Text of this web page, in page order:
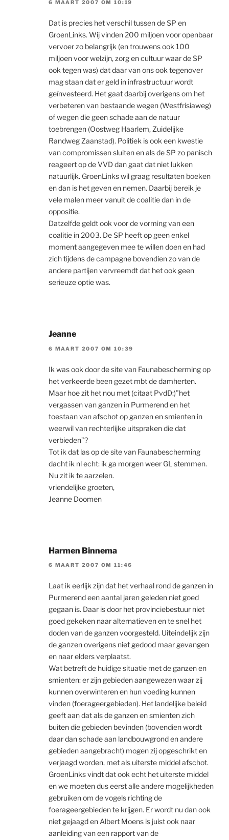
6 MAART 2007 OM 10:19
Dat is precies het verschil tussen de SP en
GroenLinks. Wij vinden 200 miljoen voor openbaar
vervoer zo belangrijk (en trouwens ook 100
miljoen voor welzijn, zorg en cultuur waar de SP
ook tegen was) dat daar van ons ook tegenover
mag staan dat er geld in infrastructuur wordt
geïnvesteerd. Het gaat daarbij overigens om het
verbeteren van bestaande wegen (Westfrisiaweg)
of wegen die geen schade aan de natuur
toebrengen (Oostweg Haarlem, Zuidelijke
Randweg Zaanstad). Politiek is ook een kwestie
van compromissen sluiten en als de SP zo panisch
reageert op de VVD dan gaat dat niet lukken
natuurlijk. GroenLinks wil graag resultaten boeken
en dan is het geven en nemen. Daarbij bereik je
vele malen meer vanuit de coalitie dan in de
oppositie.
Datzelfde geldt ook voor de vorming van een
coalitie in 2003. De SP heeft op geen enkel
moment aangegeven mee te willen doen en had
zich tijdens de campagne bovendien zo van de
andere partijen vervreemdt dat het ook geen
serieuze optie was.
Jeanne
6 MAART 2007 OM 10:39
Ik was ook door de site van Faunabescherming op
het verkeerde been gezet mbt de damherten.
Maar hoe zit het nou met (citaat PvdD:)”het
vergassen van ganzen in Purmerend en het
toestaan van afschot op ganzen en smienten in
weerwil van rechterlijke uitspraken die dat
verbieden”?
Tot ik dat las op de site van Faunabescherming
dacht ik nl echt: ik ga morgen weer GL stemmen.
Nu zit ik te aarzelen.
vriendelijke groeten,
Jeanne Doomen
Harmen Binnema
6 MAART 2007 OM 11:46
Laat ik eerlijk zijn dat het verhaal rond de ganzen in
Purmerend een aantal jaren geleden niet goed
gegaan is. Daar is door het provinciebestuur niet
goed gekeken naar alternatieven en te snel het
doden van de ganzen voorgesteld. Uiteindelijk zijn
de ganzen overigens niet gedood maar gevangen
en naar elders verplaatst.
Wat betreft de huidige situatie met de ganzen en
smienten: er zijn gebieden aangewezen waar zij
kunnen overwinteren en hun voeding kunnen
vinden (foerageergebieden). Het landelijke beleid
geeft aan dat als de ganzen en smienten zich
buiten die gebieden bevinden (bovendien wordt
daar dan schade aan landbouwgrond en andere
gebieden aangebracht) mogen zij opgeschrikt en
verjaagd worden, met als uiterste middel afschot.
GroenLinks vindt dat ook echt het uiterste middel
en we moeten dus eerst alle andere mogelijkheden
gebruiken om de vogels richting de
foerageergebieden te krijgen. Er wordt nu dan ook
niet gejaagd en Albert Moens is juist ook naar
aanleiding van een rapport van de